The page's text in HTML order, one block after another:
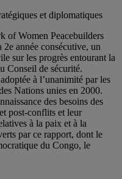
et diplomatiques
of Women Peacebuilders
année consécutive, un
sur les progrès entourant la
Conseil de sécurité.
à l’unanimité par les
Nations unies en 2000.
des besoins des
post-conflits et leur
à la paix et à la
par ce rapport, dont le
du Congo, le